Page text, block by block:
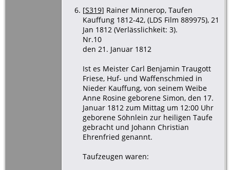
[S319] Rainer Minnerop, Taufen
Kauffung 1812-42, (LDS Film 889975), 21
Jan 1812 (Verlässlichkeit: 3).
Nr.10
den 21. Januar 1812
Ist es Meister Carl Benjamin Traugott
Friese, Huf- und Waffenschmied in
Nieder Kauffung, von seinem Weibe
Anne Rosine geborene Simon, den 17.
Januar 1812 zum Mittag um 12:00 Uhr
geborene Söhnlein zur heiligen Taufe
gebracht und Johann Christian
Ehrenfried genannt.
Taufzeugen waren: